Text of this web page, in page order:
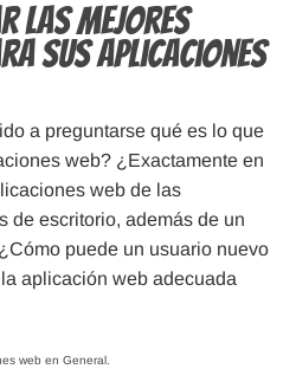
las mejores
sus aplicaciones
a preguntarse qué es lo que
web? ¿Exactamente en
web de las
de escritorio, además de un
puede un usuario nuevo
aplicación web adecuada
web en General